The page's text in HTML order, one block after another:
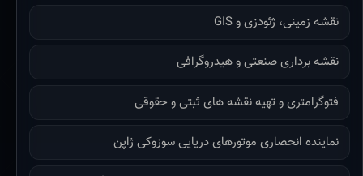
نقشه زمینی، ژئودزی و GIS
نقشه برداری صنعتی و هیدروگرافی
فتوگرامتری و تهیه نقشه های ثبتی و حقوقی
نماینده انحصاری موتورهای دریایی سوزوکی ژاپن